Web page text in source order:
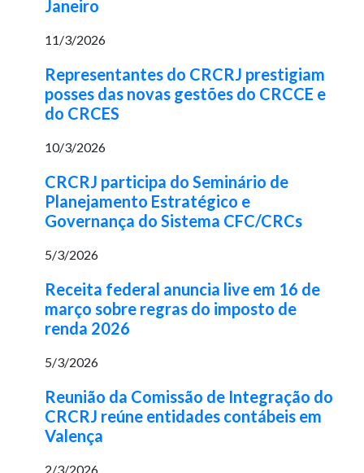
Janeiro
11/3/2026
Representantes do CRCRJ prestigiam
posses das novas gestões do CRCCE e
do CRCES
10/3/2026
CRCRJ participa do Seminário de
Planejamento Estratégico e
Governança do Sistema CFC/CRCs
5/3/2026
Receita federal anuncia live em 16 de
março sobre regras do imposto de
renda 2026
5/3/2026
Reunião da Comissão de Integração do
CRCRJ reúne entidades contábeis em
Valença
2/3/2026